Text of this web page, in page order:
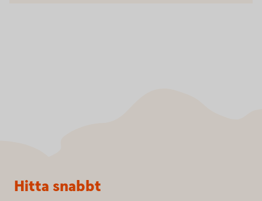
Sidfot
Hitta snabbt